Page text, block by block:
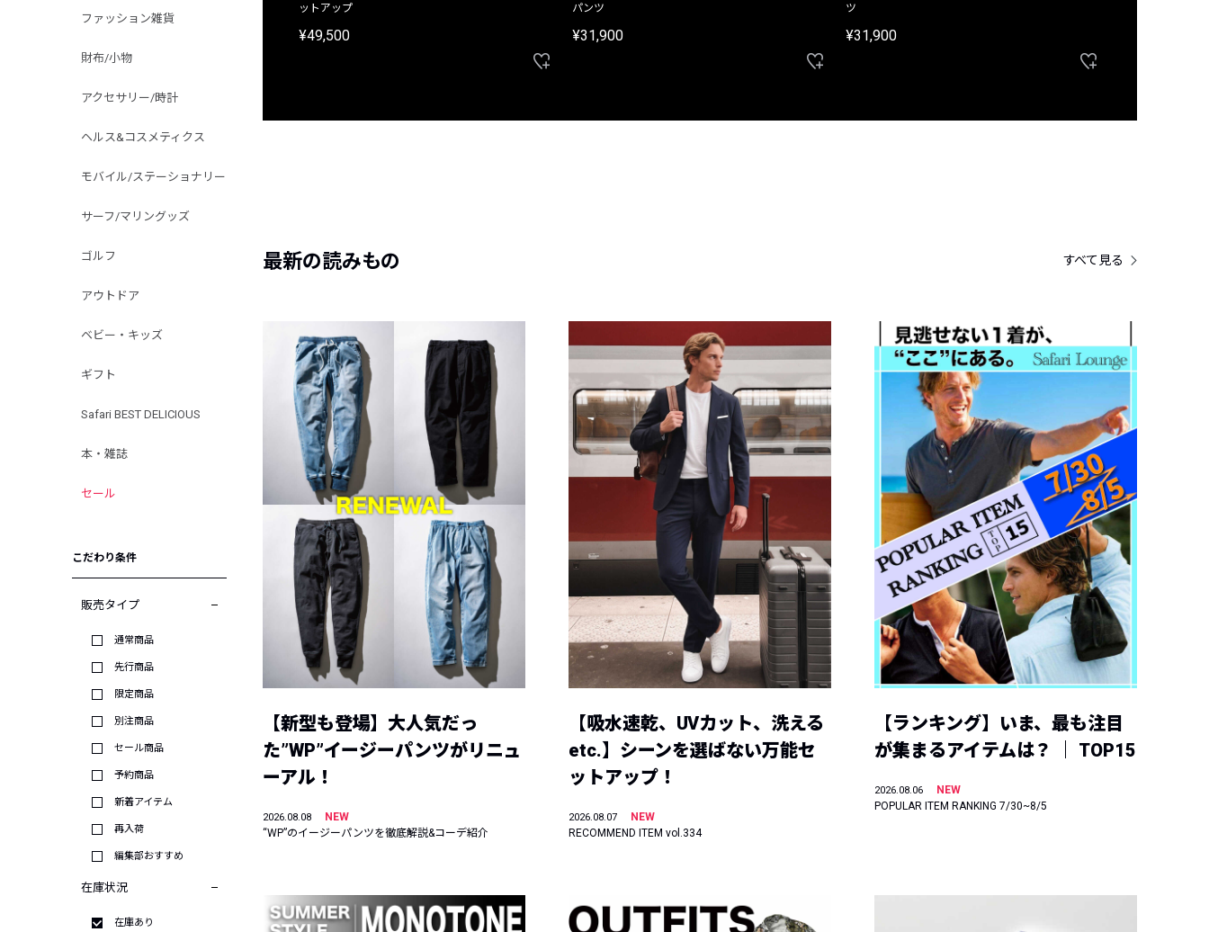
ファッション雑貨
財布/小物
アクセサリー/時計
ヘルス&コスメティクス
モバイル/ステーショナリー
サーフ/マリングッズ
ゴルフ
アウトドア
ベビー・キッズ
ギフト
Safari BEST DELICIOUS
本・雑誌
セール
こだわり条件
販売タイプ
通常商品
先行商品
限定商品
別注商品
セール商品
予約商品
新着アイテム
再入荷
編集部おすすめ
在庫状況
在庫あり
ットアップ
¥49,500
パンツ
¥31,900
ツ
¥31,900
最新の読みもの すべて見る
【新型も登場】大人気だっ
た”WP”イージーパンツがリニュ
ーアル！
2026.08.08
NEW
“WP”のイージーパンツを徹底解説&コーデ紹介
【吸水速乾、UVカット、洗える
etc.】シーンを選ばない万能セ
ットアップ！
2026.08.07
NEW
RECOMMEND ITEM vol.334
【ランキング】いま、最も注目
が集まるアイテムは？ ｜ TOP15
2026.08.06
NEW
POPULAR ITEM RANKING 7/30~8/5